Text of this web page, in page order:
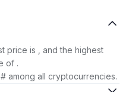
price is , and the highest
of .
among all cryptocurrencies.